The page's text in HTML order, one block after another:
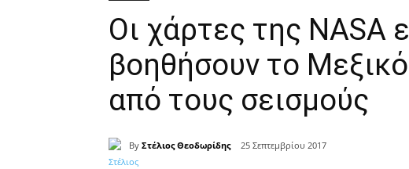
Οι χάρτες της NASA
βοηθήσουν το
από τους σεισμούς
By Στέλιος Θεοδωρίδης 25 Σεπτεμβρίου 2017